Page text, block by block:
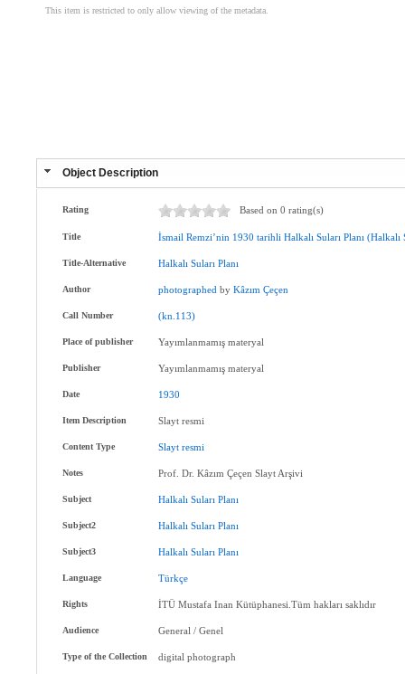
This item is restricted to only allow viewing of the metadata.
Object Description
Rating Based on 0 rating(s)
Title İsmail Remzi’nin 1930 tarihli Halkalı Suları Planı (Halkalı
Title-Alternative Halkalı Suları Planı
Author photographed byKâzım Çeçen
Call Number (kn.113)
Place of publisher Yayımlanmamış materyal
Publisher Yayımlanmamış materyal
Date 1930
Item Description Slayt resmi
Content Type Slayt resmi
Notes Prof. Dr. Kâzım Çeçen Slayt Arşivi
Subject Halkalı Suları Planı
Subject2 Halkalı Suları Planı
Subject3 Halkalı Suları Planı
Language Türkçe
Rights İTÜ Mustafa Inan Kütüphanesi.Tüm hakları saklıdır
Audience General / Genel
Type of the Collection digital photograph